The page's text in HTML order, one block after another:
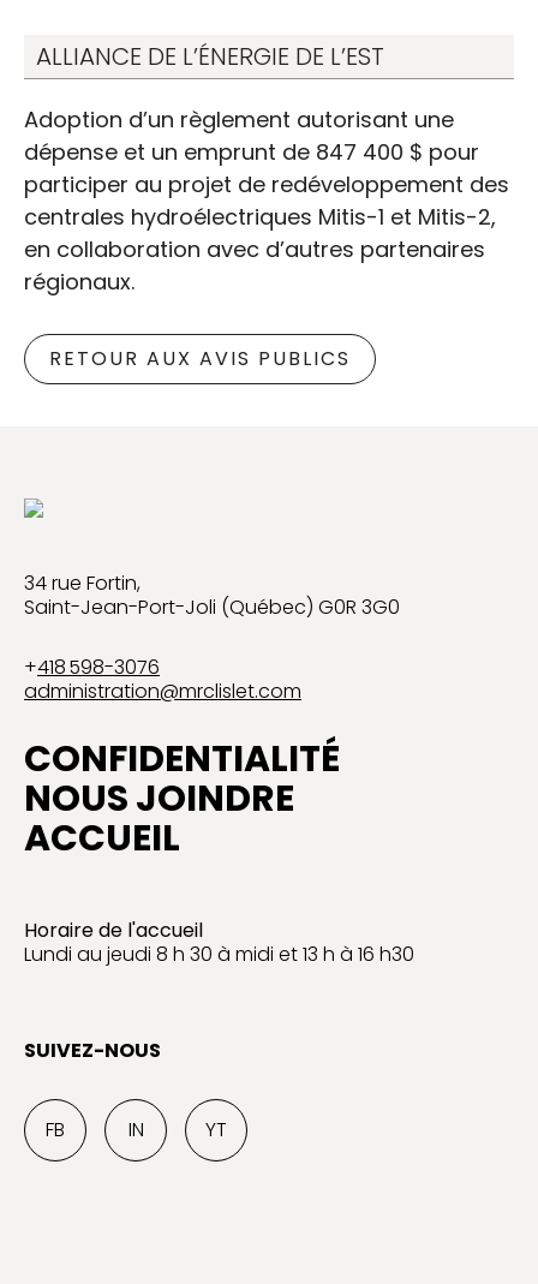
ALLIANCE DE L’ÉNERGIE DE L’EST
Adoption d’un règlement autorisant une
dépense et un emprunt de 847 400 $ pour
participer au projet de redéveloppement des
centrales hydroélectriques Mitis-1 et Mitis-2,
en collaboration avec d’autres partenaires
régionaux.
RETOUR AUX AVIS PUBLICS
34 rue Fortin,
Saint-Jean-Port-Joli (Québec) G0R 3G0
+418 598-3076
administration@mrclislet.com
CONFIDENTIALITÉ
NOUS JOINDRE
ACCUEIL
Horaire de l'accueil
Lundi au jeudi 8 h 30 à midi et 13 h à 16 h30
SUIVEZ-NOUS
FB IN YT